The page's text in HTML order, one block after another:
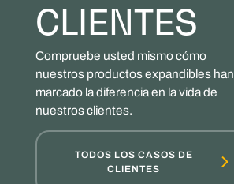
CLIENTES
Compruebe usted mismo cómo
nuestros productos expandibles han
marcado la diferencia en la vida de
nuestros clientes.
TODOS LOS CASOS DE
CLIENTES